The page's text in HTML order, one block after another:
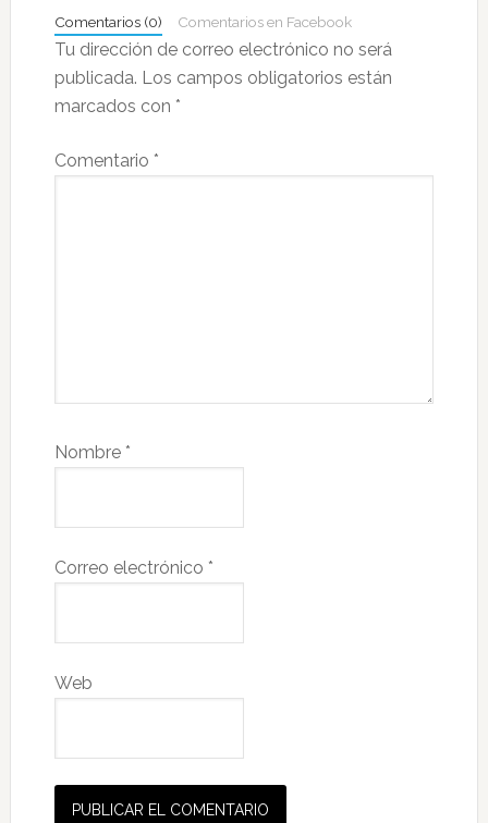
lectores
Comentarios (0) Comentarios en Facebook
Tu dirección de correo electrónico no será
publicada. Los campos obligatorios están
marcados con *
Comentario *
Nombre *
Correo electrónico *
Web